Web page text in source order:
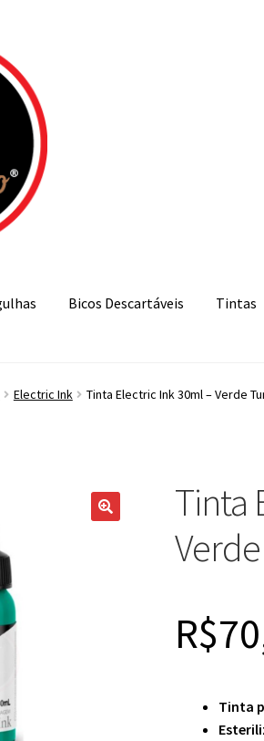
Bicos Descartáveis Tintas
Electric Ink Tinta Electric Ink 30ml – Verde
Tinta
R$
Tinta